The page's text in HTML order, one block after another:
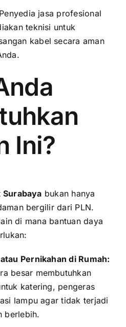
Penyedia jasa profesional
teknisi untuk
kabel secara aman
Ini?
bukan hanya
bergilir dari PLN.
di mana bantuan daya
Pernikahan di Rumah:
besar membutuhkan
katering, pengeras
lampu agar tidak terjadi
berlebih.